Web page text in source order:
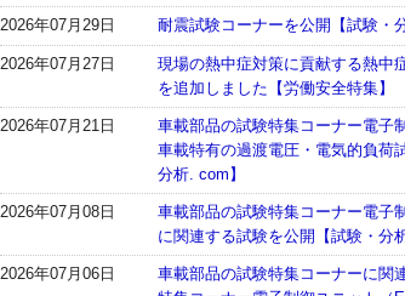
2026年07月29日 耐震試験コーナーを公開【試験・
2026年07月27日
現場の熱中症対策に貢献する熱中
を追加しました【労働安全特集】
2026年07月21日
車載部品の試験特集コーナー電子
車載特有の過渡電圧・電気的負荷
分析. com】
2026年07月08日
車載部品の試験特集コーナー電子
に関連する試験を公開【試験・分
2026年07月06日
車載部品の試験特集コーナーに関